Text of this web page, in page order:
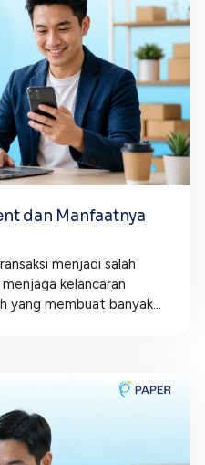
dan Manfaatnya
menjadi salah
kelancaran
yang membuat banyak...